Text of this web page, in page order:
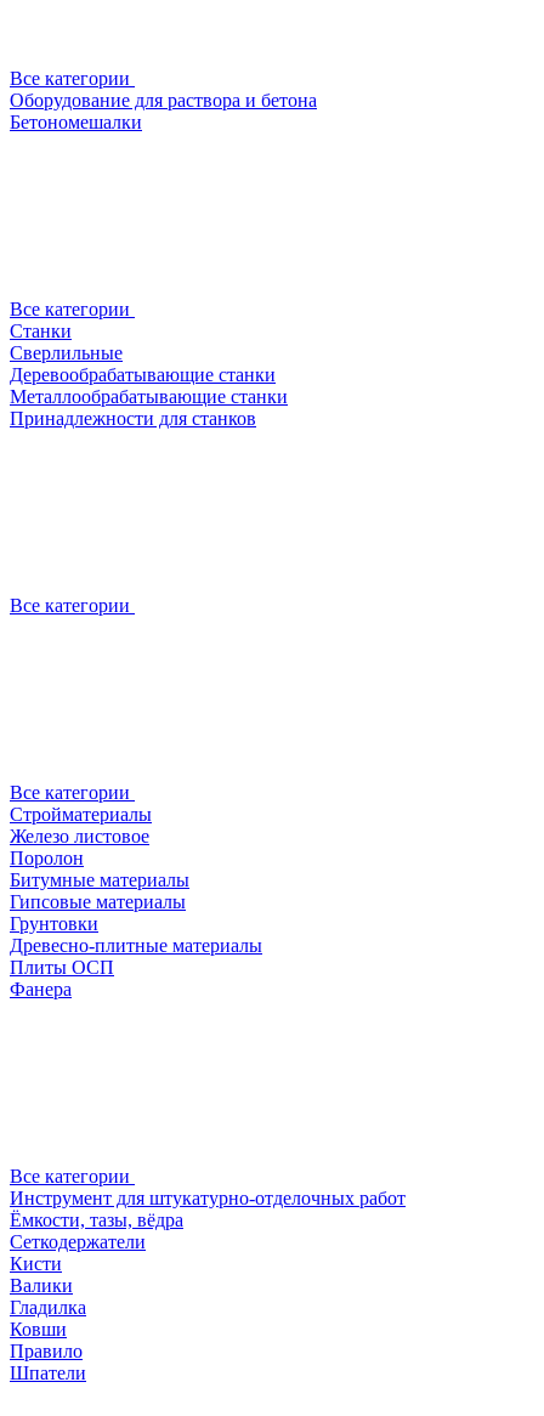
Все категории
Оборудование для раствора и бетона
Бетономешалки
Все категории
Станки
Сверлильные
Деревообрабатывающие станки
Металлообрабатывающие станки
Принадлежности для станков
Все категории
Все категории
Стройматериалы
Железо листовое
Поролон
Битумные материалы
Гипсовые материалы
Грунтовки
Древесно-плитные материалы
Плиты ОСП
Фанера
Все категории
Инструмент для штукатурно-отделочных работ
Ёмкости, тазы, вёдра
Сеткодержатели
Кисти
Валики
Гладилка
Ковши
Правило
Шпатели